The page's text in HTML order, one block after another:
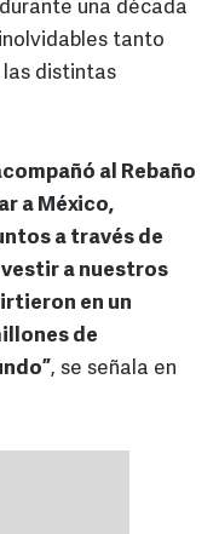
una década
tanto
las distintas
al Rebaño
a México,
a través de
a nuestros
en un
de
, se señala en